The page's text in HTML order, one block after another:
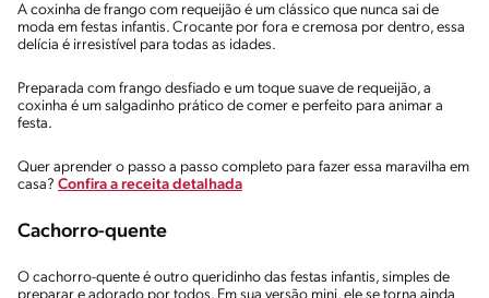
A coxinha de frango com requeijão é um clássico que nunca sai de
moda em festas infantis. Crocante por fora e cremosa por dentro, essa
delícia é irresistível para todas as idades.
Preparada com frango desfiado e um toque suave de requeijão, a
coxinha é um salgadinho prático de comer e perfeito para animar a
festa.
Quer aprender o passo a passo completo para fazer essa maravilha em
casa? Confira a receita detalhada
Cachorro-quente
O cachorro-quente é outro queridinho das festas infantis, simples de